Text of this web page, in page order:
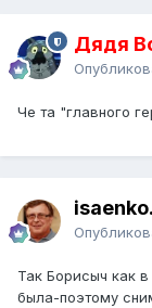
Дядя
Че та "главного
Так Борисыч как
была-поэтому